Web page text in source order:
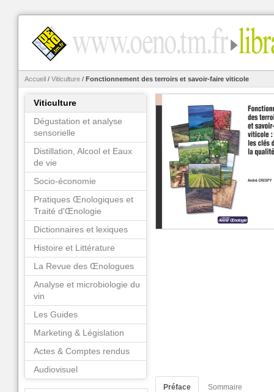
Accueil / Viticulture / Fonctionnement des terroirs et savoir-faire viticole
Préface Sommaire
Viticulture
Dégustation et analyse
sensorielle
Distillation, Alcool et Eaux
de vie
Socio-économie
Pratiques Œnologiques et
Traité d'Œnologie
Dictionnaires et lexiques
Histoire et Littérature
La Revue des Œnologues
Analyse et microbiologie du
vin
Les Guides
Marketing & Législation
Actes & Comptes rendus
Audiovisuel